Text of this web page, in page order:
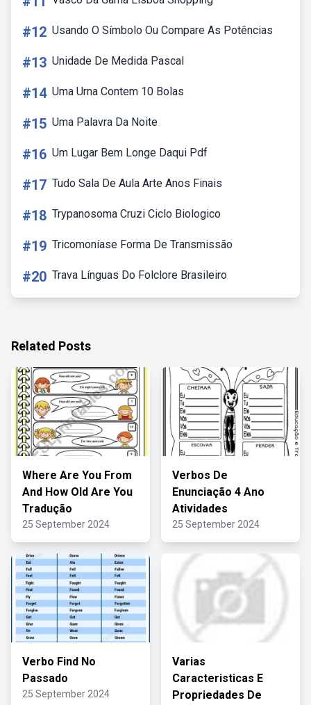
#12 Usando O Símbolo Ou Compare As Potências
#13 Unidade De Medida Pascal
#14 Uma Urna Contem 10 Bolas
#15 Uma Palavra Da Noite
#16 Um Lugar Bem Longe Daqui Pdf
#17 Tudo Sala De Aula Arte Anos Finais
#18 Trypanosoma Cruzi Ciclo Biologico
#19 Tricomoníase Forma De Transmissão
#20 Trava Línguas Do Folclore Brasileiro
Related Posts
Where Are You From
And How Old Are You
Tradução
25 September 2024
Verbos De
Enunciação 4 Ano
Atividades
25 September 2024
Verbo Find No
Passado
25 September 2024
Varias
Caracteristicas E
Propriedades De